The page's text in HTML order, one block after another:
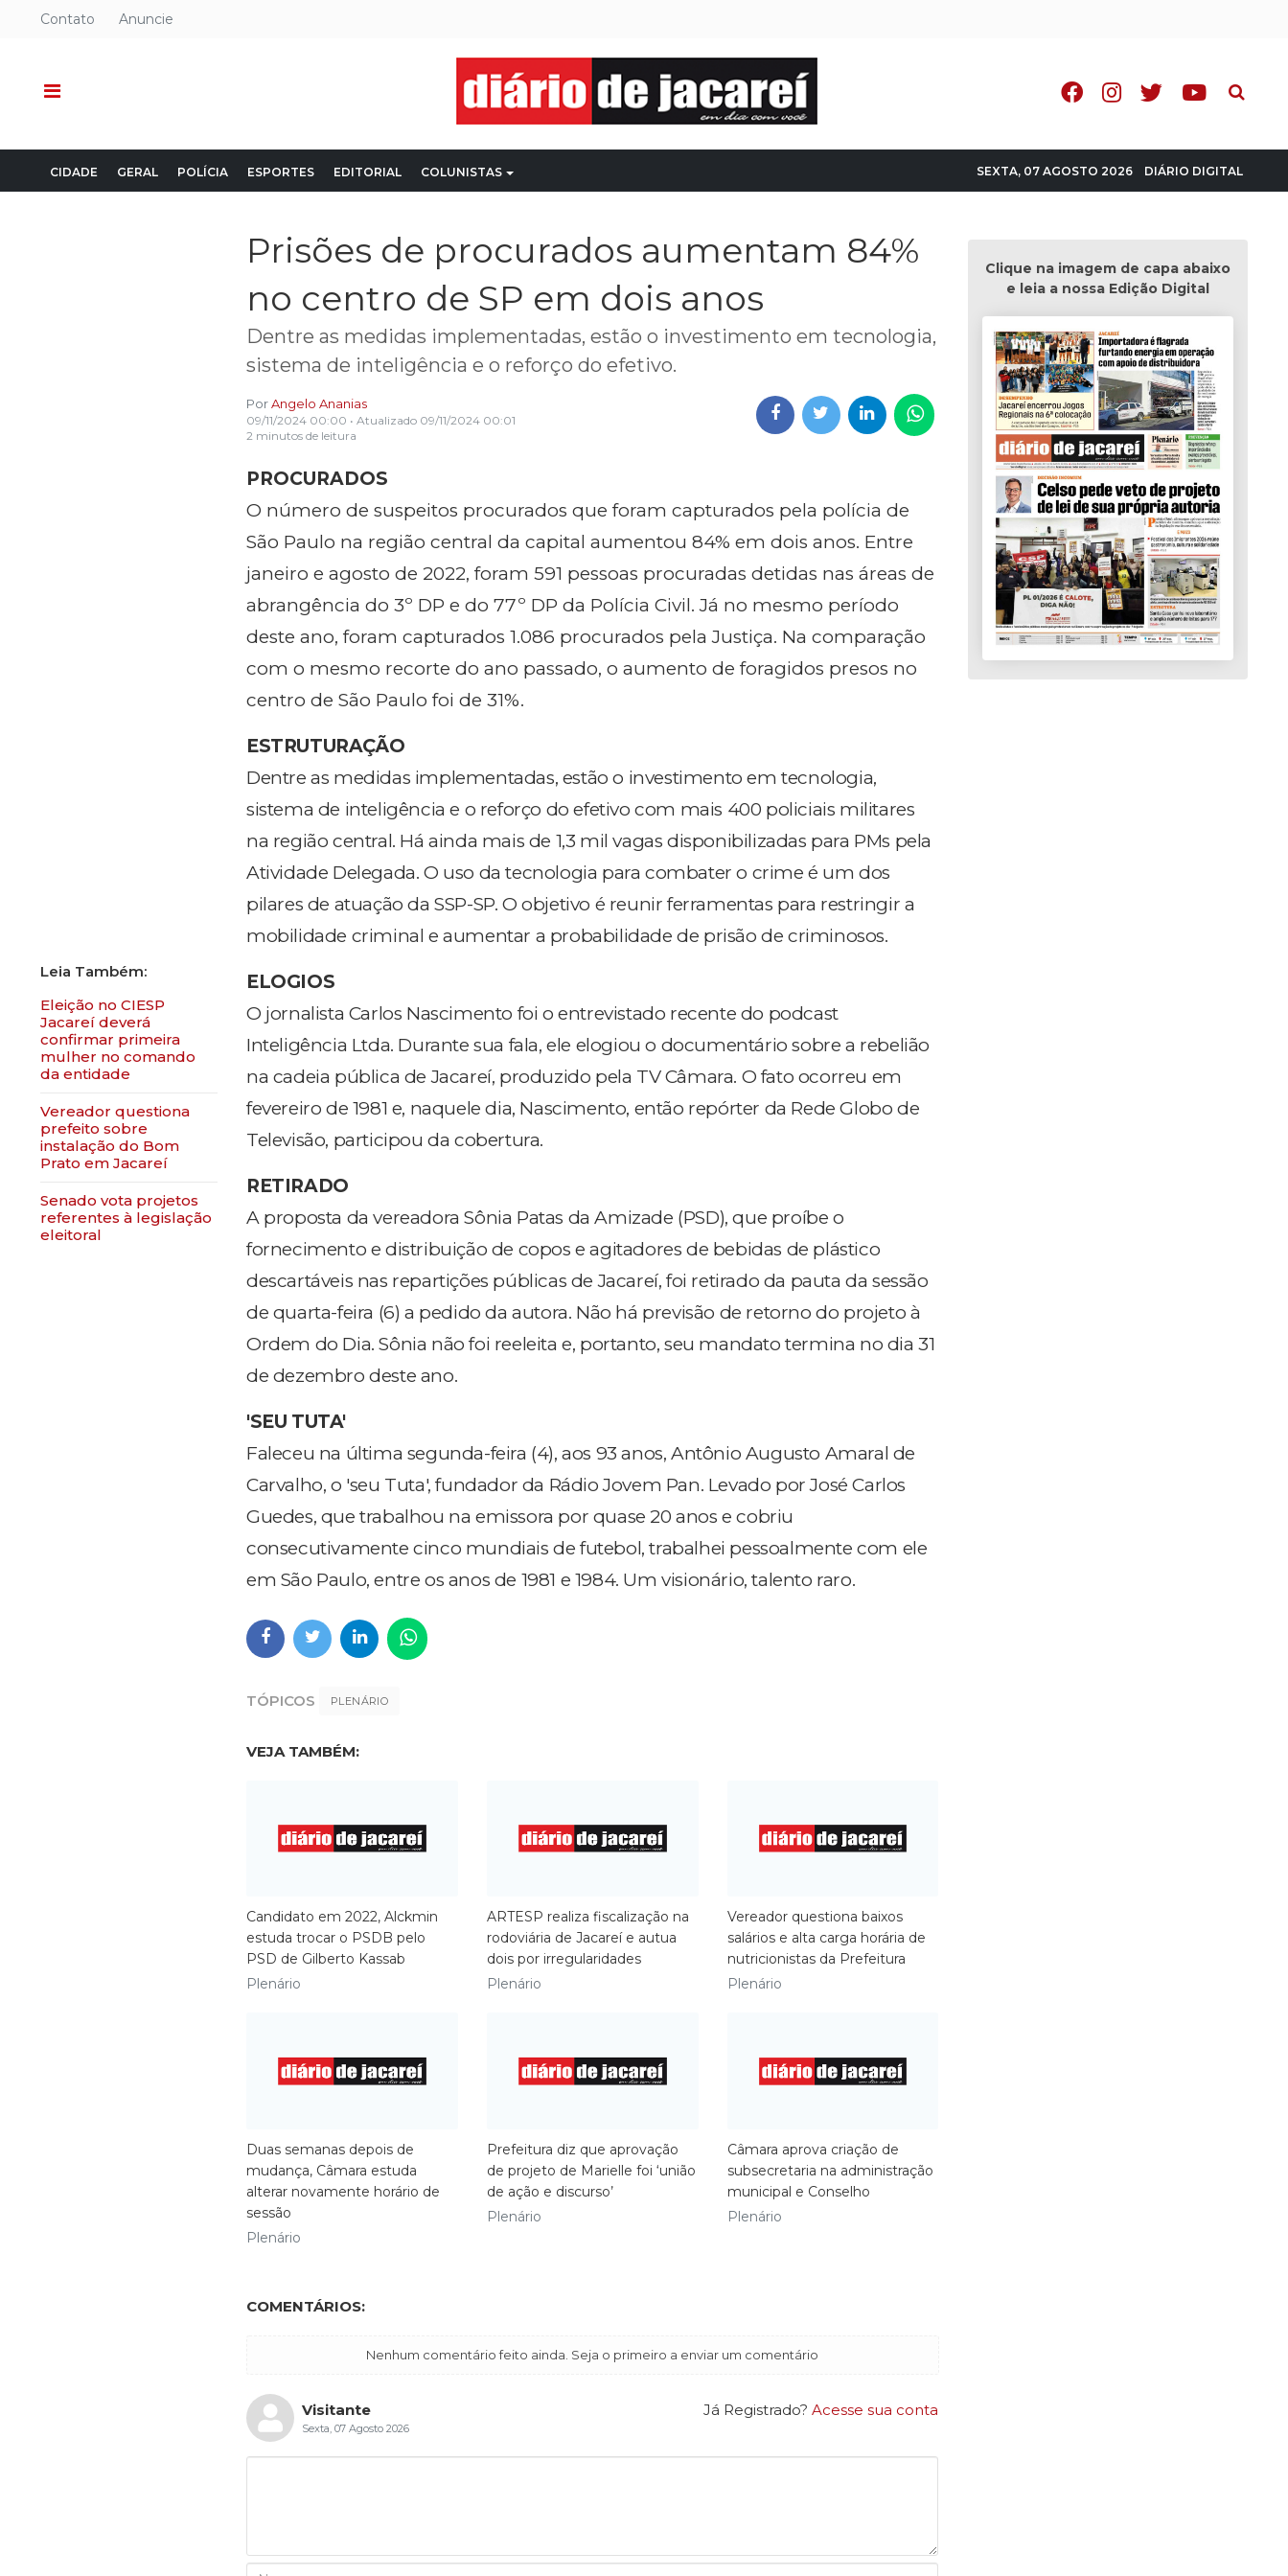
Contato Anuncie
Pesquisa
CIDADE GERAL POLÍCIA ESPORTES EDITORIAL COLUNISTAS SEXTA, 07 AGOSTO 2026 DIÁRIO DIGITAL
Eleição no CIESP
Jacareí deverá
confirmar primeira
mulher no comando
da entidade
Vereador questiona
prefeito sobre
instalação do Bom
Prato em Jacareí
Senado vota projetos
referentes à legislação
eleitoral
Prisões de procurados aumentam 84%
no centro de SP em dois anos
Dentre as medidas implementadas, estão o investimento em tecnologia,
sistema de inteligência e o reforço do efetivo.
PorAngelo Ananias
09/11/2024 00:00 • Atualizado 09/11/2024 00:01
2 minutos de leitura
PROCURADOS
O número de suspeitos procurados que foram capturados pela polícia de
São Paulo na região central da capital aumentou 84% em dois anos. Entre
janeiro e agosto de 2022, foram 591 pessoas procuradas detidas nas áreas de
abrangência do 3º DP e do 77º DP da Polícia Civil. Já no mesmo período
deste ano, foram capturados 1.086 procurados pela Justiça. Na comparação
com o mesmo recorte do ano passado, o aumento de foragidos presos no
centro de São Paulo foi de 31%.
ESTRUTURAÇÃO
Dentre as medidas implementadas, estão o investimento em tecnologia,
sistema de inteligência e o reforço do efetivo com mais 400 policiais militares
na região central. Há ainda mais de 1,3 mil vagas disponibilizadas para PMs pela
Atividade Delegada. O uso da tecnologia para combater o crime é um dos
pilares de atuação da SSP-SP. O objetivo é reunir ferramentas para restringir a
mobilidade criminal e aumentar a probabilidade de prisão de criminosos.
ELOGIOS
O jornalista Carlos Nascimento foi o entrevistado recente do podcast
Inteligência Ltda. Durante sua fala, ele elogiou o documentário sobre a rebelião
na cadeia pública de Jacareí, produzido pela TV Câmara. O fato ocorreu em
fevereiro de 1981 e, naquele dia, Nascimento, então repórter da Rede Globo de
Televisão, participou da cobertura.
RETIRADO
A proposta da vereadora Sônia Patas da Amizade (PSD), que proíbe o
fornecimento e distribuição de copos e agitadores de bebidas de plástico
descartáveis nas repartições públicas de Jacareí, foi retirado da pauta da sessão
de quarta-feira (6) a pedido da autora. Não há previsão de retorno do projeto à
Ordem do Dia. Sônia não foi reeleita e, portanto, seu mandato termina no dia 31
de dezembro deste ano.
'SEU TUTA'
Faleceu na última segunda-feira (4), aos 93 anos, Antônio Augusto Amaral de
Carvalho, o 'seu Tuta', fundador da Rádio Jovem Pan. Levado por José Carlos
Guedes, que trabalhou na emissora por quase 20 anos e cobriu
consecutivamente cinco mundiais de futebol, trabalhei pessoalmente com ele
em São Paulo, entre os anos de 1981 e 1984. Um visionário, talento raro.
TÓPICOS PLENÁRIO
VEJA TAMBÉM:
Candidato em 2022, Alckmin
estuda trocar o PSDB pelo
PSD de Gilberto Kassab
Plenário
ARTESP realiza fiscalização na
rodoviária de Jacareí e autua
dois por irregularidades
Plenário
​Vereador questiona baixos
salários e alta carga horária de
nutricionistas da Prefeitura
Plenário
Duas semanas depois de
mudança, Câmara estuda
alterar novamente horário de
sessão
Plenário
Prefeitura diz que aprovação
de projeto de Marielle foi ‘união
de ação e discurso’
Plenário
Câmara aprova criação de
subsecretaria na administração
municipal e Conselho
Plenário
COMENTÁRIOS:
Nenhum comentário feito ainda. Seja o primeiro a enviar um comentário
Já Registrado? Acesse sua conta
Visitante
Sexta, 07 Agosto 2026
Clique na imagem de capa abaixo
e leia a nossa Edição Digital